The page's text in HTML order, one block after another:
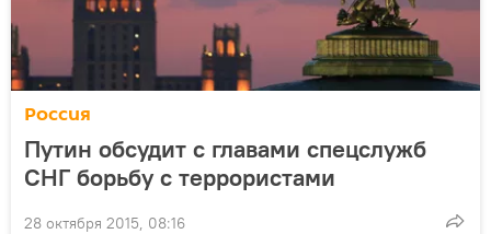
Россия
Путин обсудит с главами спецслужб
СНГ борьбу с террористами
28 октября 2015, 08:16